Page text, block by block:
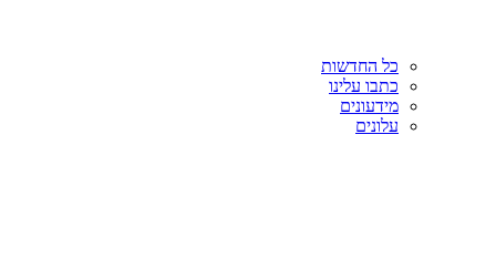
כל החדשות
כתבו עלינו
מידעונים
עלונים